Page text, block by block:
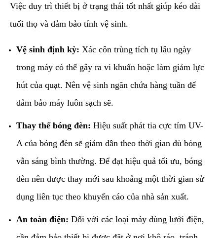
​Việc duy trì thiết bị ở trạng thái tốt nhất giúp kéo dài
tuổi thọ và đảm bảo tính vệ sinh.
Vệ sinh định kỳ: Xác côn trùng tích tụ lâu ngày
trong máy có thể gây ra vi khuẩn hoặc làm giảm lực
hút của quạt. Nên vệ sinh ngăn chứa hàng tuần để
đảm bảo máy luôn sạch sẽ.
Thay thế bóng đèn: Hiệu suất phát tia cực tím UV-
A của bóng đèn sẽ giảm dần theo thời gian dù bóng
vẫn sáng bình thường. Để đạt hiệu quả tối ưu, bóng
đèn nên được thay mới sau khoảng một thời gian sử
dụng liên tục theo khuyến cáo của nhà sản xuất.
An toàn điện: Đối với các loại máy dùng lưới điện,